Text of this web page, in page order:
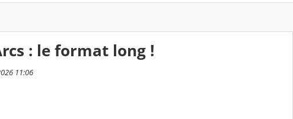
: le format long !
11:06